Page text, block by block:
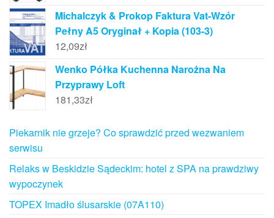
Michalczyk & Prokop Faktura Vat-Wzór
Pełny A5 Oryginał + Kopia (103-3)
12,09zł
Wenko Półka Kuchenna Narożna Na
Przyprawy Loft
181,33zł
Piekarnik nie grzeje? Co sprawdzić przed wezwaniem
serwisu
Relaks w Beskidzie Sądeckim: hotel z SPA na prawdziwy
wypoczynek
TOPEX Imadło ślusarskie (07A110)